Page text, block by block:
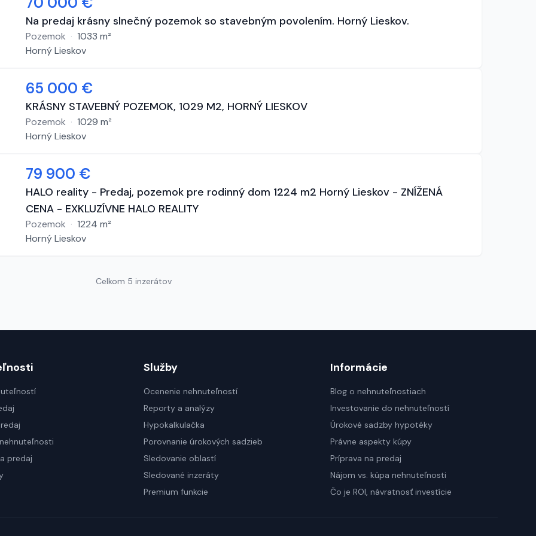
Na predaj krásny slnečný pozemok so stavebným povolením. Horný Lieskov.
Pozemok · 1033 m²
Horný Lieskov
65 000 €
KRÁSNY STAVEBNÝ POZEMOK, 1029 M2, HORNÝ LIESKOV
Pozemok · 1029 m²
Horný Lieskov
79 900 €
HALO reality - Predaj, pozemok pre rodinný dom 1224 m2 Horný Lieskov - ZNÍŽENÁ
CENA - EXKLUZÍVNE HALO REALITY
Pozemok · 1224 m²
Horný Lieskov
Celkom 5 inzerátov
predaj
Služby
Ocenenie nehnuteľností
Reporty a analýzy
Hypokalkulačka
Porovnanie úrokových sadzieb
Sledovanie oblastí
Sledované inzeráty
Premium funkcie
Informácie
Blog o nehnuteľnostiach
Investovanie do nehnuteľností
Úrokové sadzby hypotéky
Právne aspekty kúpy
Príprava na predaj
Nájom vs. kúpa nehnuteľnosti
Čo je ROI, návratnosť investície